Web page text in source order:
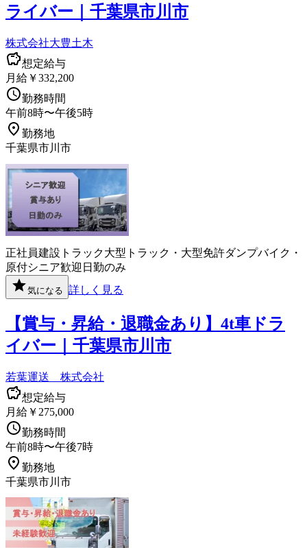
ライバー｜千葉県市川市
株式会社大豊土木
想定給与
月給￥332,200
勤務時間
午前8時〜午後5時
勤務地
千葉県市川市
正社員建設 トラック大型トラック・大型免許ダンプバイク・
原付シニア歓迎 日勤のみ
気になる 詳しく見る
【賞与・昇給・退職金あり】4t車ドラ
イバー｜千葉県市川市
若葉運送 株式会社
想定給与
月給￥275,000
勤務時間
午前8時〜午後7時
勤務地
千葉県市川市